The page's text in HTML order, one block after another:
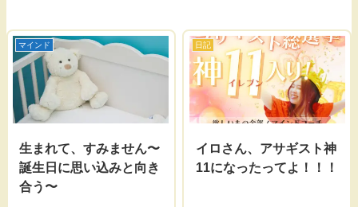
マインド
生まれて、すみません〜
誕生日に思い込みと向き
合う〜
日記
イロさん、アサギスト神
11になったってよ！！！